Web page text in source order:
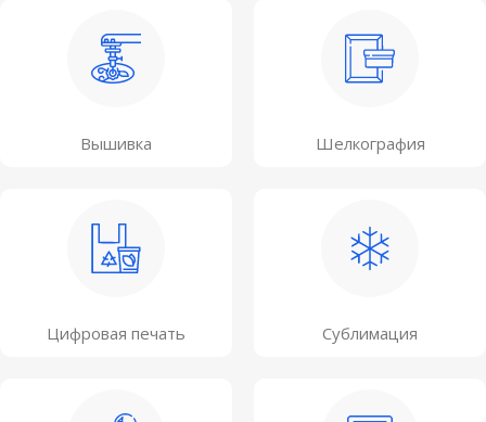
Вышивка Шелкография
Цифровая печать Сублимация